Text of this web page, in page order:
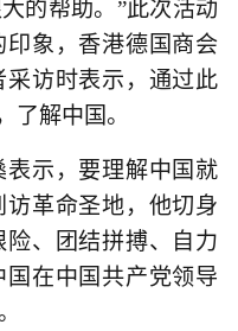
的帮助。”此次活动
象，香港德国商会
访时表示，通过此
了解中国。
示，要理解中国就
革命圣地，他切身
、团结拼搏、自力
在中国共产党领导